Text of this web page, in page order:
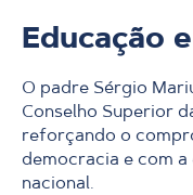
Educação
O padre Sérgio
Conselho Superior
reforçando o
democracia e com
nacional.